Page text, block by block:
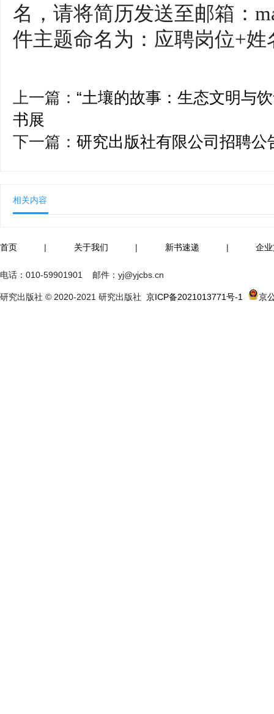
名，请将简历发送至邮箱：
件主题命名为：应聘岗位+姓
上一篇： “土壤的故事：生态文明与
书展
下一篇： 研究出版社有限公司招聘公
相关内容
首页 | 关于我们 | 新书速递 | 企
电话： 010-59901901 邮件： yj@yjcbs.cn
研究出版社 © 2020-2021 研究出版社 京ICP备2021013771号-1 京